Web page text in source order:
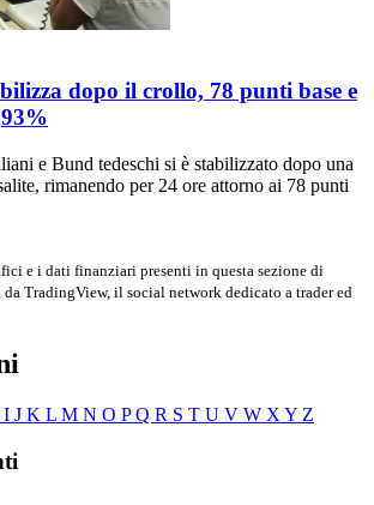
dopo il crollo, 78 punti base e
e Bund tedeschi si è stabilizzato dopo una
rimanendo per 24 ore attorno ai 78 punti
e i dati finanziari presenti in questa sezione di
TradingView, il social network dedicato a trader ed
I J K L M N O PQ R S T U V W X Y Z